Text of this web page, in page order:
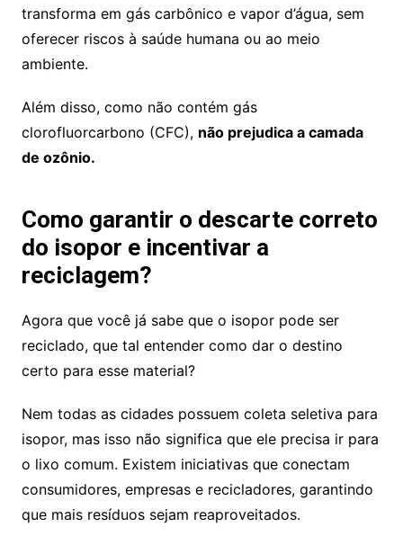
transforma em gás carbônico e vapor d’água, sem
oferecer riscos à saúde humana ou ao meio
ambiente.
Além disso, como não contém gás
clorofluorcarbono (CFC), não prejudica a camada
de ozônio.
Como garantir o descarte correto
do isopor e incentivar a
reciclagem?
Agora que você já sabe que o isopor pode ser
reciclado, que tal entender como dar o destino
certo para esse material?
Nem todas as cidades possuem coleta seletiva para
isopor, mas isso não significa que ele precisa ir para
o lixo comum. Existem iniciativas que conectam
consumidores, empresas e recicladores, garantindo
que mais resíduos sejam reaproveitados.